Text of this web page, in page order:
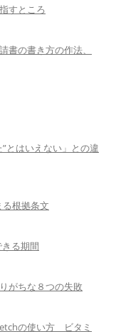
すところ
書の書き方の作法、
とはいえない」との違
根拠条文
る期間
がちな８つの失敗
の使い方 ビタミ